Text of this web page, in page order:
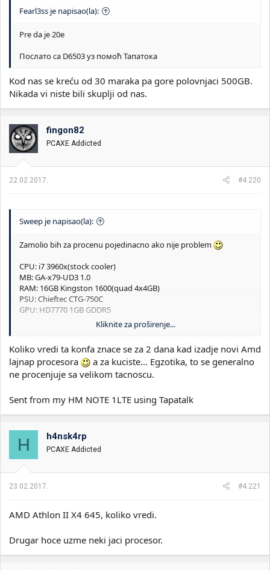
Fearl3ss je napisao(la):
Pre da je 20e
Послато са D6503 уз помоћ Тапатока
Kod nas se kreću od 30 maraka pa gore polovnjaci 500GB.
Nikada vi niste bili skuplji od nas.
fingon82
PCAXE Addicted
22.02.2017. #4.220
Sweep je napisao(la):
Zamolio bih za procenu pojedinacno ako nije problem
CPU: i7 3960x(stock cooler)
MB: GA-x79-UD3 1.0
RAM: 16GB Kingston 1600(quad 4x4GB)
PSU: Chieftec CTG-750C
GPU: HD7770 1GB GDDR5
Sve dolazi bez kutije jer je kupljeno u kompletu kao konfiguracija.
I posebno procena za kuciste:
https://www.cnet.com/products/cooler-master-csx-celtic-tower-
extended-atx/specs/
Posto je limited edition sa kucistem ide i sertifikat o tome
29/200(attachment).
Kliknite za proširenje...
Koliko vredi ta konfa znace se za 2 dana kad izadje novi Amd
lajnap procesora
a za kuciste... Egzotika, to se generalno
ne procenjuje sa velikom tacnoscu.
Sent from my HM NOTE 1LTE using Tapatalk
H h4nsk4rp
PCAXE Addicted
23.02.2017. #4.221
AMD Athlon II X4 645, koliko vredi.
Drugar hoce uzme neki jaci procesor.